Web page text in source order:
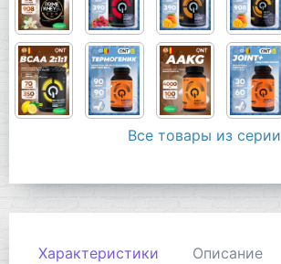
Все товары из серии
Характеристики Описание